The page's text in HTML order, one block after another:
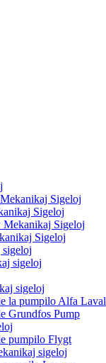
Sigeloj
Sigeloj
Mekanikaj Sigeloj
Sigeloj
sigeloj
sigeloj
la pumpilo Alfa Laval
Grundfos Pump
pumpilo Flygt
sigeloj